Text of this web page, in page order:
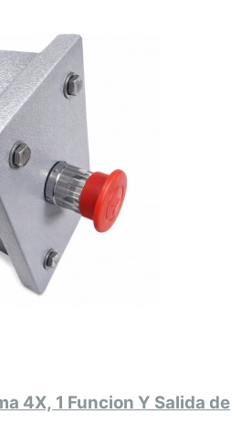
4X, 1 Funcion Y Salida de